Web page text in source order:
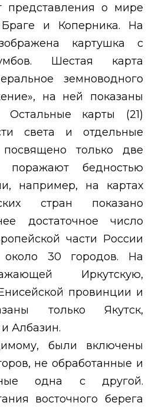
представления о мире
и Коперника. На
картушка с
Шестая карта
земноводного
на ней показаны
Остальные карты (21)
света и отдельные
только две
поражают бедностью
например, на картах
стран показано
достаточное число
части России
30 городов. На
Иркутскую,
провинции и
только Якутск,
Албазин.
были включены
не обработанные и
одна с другой.
восточного берега